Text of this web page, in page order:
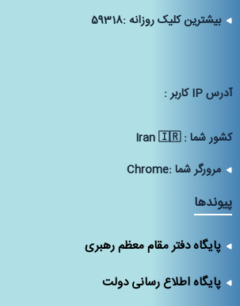
بیشترین کلیک روزانه :59318
آدرس IP كاربر :
كشور شما :Iran 🇮🇷
مرورگر شما :Chrome
پیوندها
پایگاه دفتر مقام معظم رهبری
پایگاه اطلاع رسانی دولت